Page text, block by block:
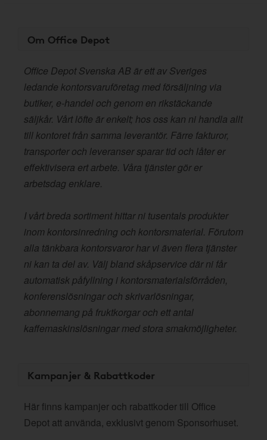
Om Office Depot
Office Depot Svenska AB är ett av Sveriges
ledande kontorsvaruföretag med försäljning via
butiker, e-handel och genom en rikstäckande
säljkår. Vårt löfte är enkelt; hos oss kan ni handla allt
till kontoret från samma leverantör. Färre fakturor,
transporter och leveranser sparar tid och låter er
effektivisera ert arbete. Våra tjänster gör er
arbetsdag enklare.
I vårt breda sortiment hittar ni tusentals produkter
inom kontorsinredning och kontorsmaterial. Förutom
alla tänkbara kontorsvaror har vi även flera tjänster
ni kan ta del av. Välj bland skåpservice där ni får
automatisk påfyllning i kontorsmaterialsförråden,
konferenslösningar och skrivarlösningar,
abonnemang på fruktkorgar och ett antal
kaffemaskinslösningar med stora smakmöjligheter.
Kampanjer & Rabattkoder
Här finns kampanjer och rabattkoder till Office
Depot att använda, exklusivt genom Sponsorhuset.